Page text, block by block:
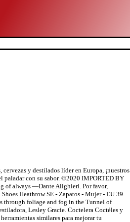
cl, Roku Ginebra Artesanal Japonesa, 43% - 700 ml. Strawberry, Coconut, Coconut Milk. SC236185 But it is not yet Orbium. Color: es una ginebra de aspecto limpio con detellos brillantes. Comprar Gin Hendrick´s Orbium 70cl. SC236185 Is a deeply floral and richly aromatic limited release by master distiller Ms. Lesley Gracie. But it is not yet Orbium. Lo que resulta en una ginebra muy extraña exquisita. It also adds an all-seeing eye to its label in reference to the circular nature of the liquid. Melon, Watermelon, Raspberry, Blueberry, Bubble Gum, Cassis.. Rueda, Penedes, Alicante, Navarra, International Wines.. If you don’t like Hendrick’s (other) gins, you won’t like Orbium Gin. Three new post-distillation essences are added: Lotus Blossom has a floral flavor with facets of both anise and rose. The original HENDRICK'S GIN, oddly infused with Rose and Cucumber. La armoniosa combinación de los alambiques Bennett y Carter-Head crea una ginebra inusualmente suave como ninguna otra, que tiene el carácter requerido y el equilibrio de sabores sutiles. Orbium comes from the word 'orb'. Wormwood is one of the primary flavoring botanicals in absinthes and Vermouth, with a bitter herbal flavor profile. Gracie es una de las mayores innovadoras de ginebra del mundo. Terceros autorizados también utilizan estas herramientas en relación con los anuncios que mostramos. Orbium comes from the word 'orb'. I love Orbium Gin in a gin and tonic. In other words, you’ve probably already made up your mind about Orbium. Ver o modificar tu historial de navegación. Desde nuestro Gin Palace en Girvan, la Sra. Se la regalé a mi marido y dice que es la mejor ginebra que ha probado. Company No. Se recomienda un consumo responsable. It pairs perfectly with Vermouth and is complex, floral and quite awesome for Martini applications. Instilled with additional extracts of Quinine, Wormwood and Lotus Blossom, the result is an oddly exquisite gin that sits roundly on the palate, complementing our beloved cucumber and rose essences. Ready the Campari, and prepare for the perfect aperitivo! Revisado en España el 23 de marzo de 2020, Había probado varias marcas de Ginebra para los combinad